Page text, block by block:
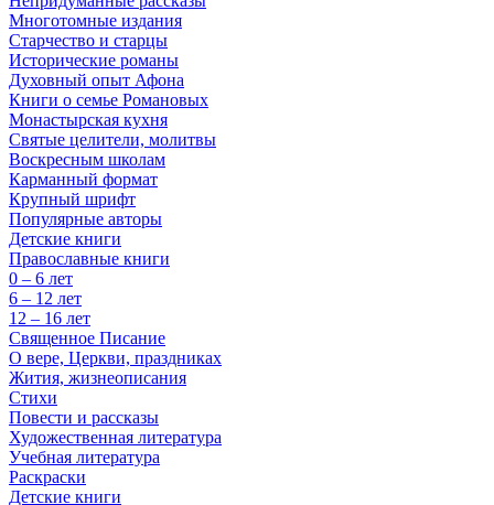
Многотомные издания
Старчество и старцы
Исторические романы
Духовный опыт Афона
Книги о семье Романовых
Монастырская кухня
Святые целители, молитвы
Воскресным школам
Карманный формат
Крупный шрифт
Популярные авторы
Детские книги
Православные книги
0 – 6 лет
6 – 12 лет
12 – 16 лет
Священное Писание
О вере, Церкви, праздниках
Жития, жизнеописания
Стихи
Повести и рассказы
Художественная литература
Учебная литература
Раскраски
Детские книги